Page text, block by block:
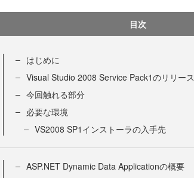
目次
はじめに
Visual Studio 2008 Service Pack1のリリース
今回触れる部分
必要な環境
VS2008 SP1インストーラの入手先
ASP.NET Dynamic Data Applicationの概要